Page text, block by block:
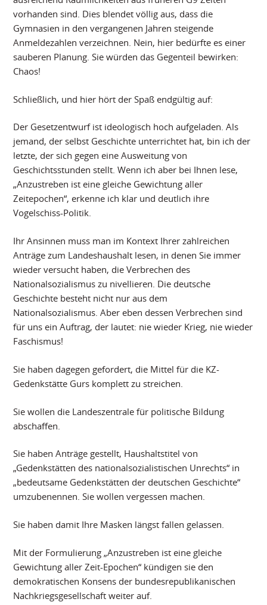
vorhanden sind. Dies blendet völlig aus, dass die
Gymnasien in den vergangenen Jahren steigende
Anmeldezahlen verzeichnen. Nein, hier bedürfte es einer
sauberen Planung. Sie würden das Gegenteil bewirken:
Chaos!
Schließlich, und hier hört der Spaß endgültig auf:
Der Gesetzentwurf ist ideologisch hoch aufgeladen. Als
jemand, der selbst Geschichte unterrichtet hat, bin ich der
letzte, der sich gegen eine Ausweitung von
Geschichtsstunden stellt. Wenn ich aber bei Ihnen lese,
„Anzustreben ist eine gleiche Gewichtung aller
Zeitepochen“, erkenne ich klar und deutlich ihre
Vogelschiss-Politik.
Ihr Ansinnen muss man im Kontext Ihrer zahlreichen
Anträge zum Landeshaushalt lesen, in denen Sie immer
wieder versucht haben, die Verbrechen des
Nationalsozialismus zu nivellieren. Die deutsche
Geschichte besteht nicht nur aus dem
Nationalsozialismus. Aber eben dessen Verbrechen sind
für uns ein Auftrag, der lautet: nie wieder Krieg, nie wieder
Faschismus!
Sie haben dagegen gefordert, die Mittel für die KZ-
Gedenkstätte Gurs komplett zu streichen.
Sie wollen die Landeszentrale für politische Bildung
abschaffen.
Sie haben Anträge gestellt, Haushaltstitel von
„Gedenkstätten des nationalsozialistischen Unrechts“ in
„bedeutsame Gedenkstätten der deutschen Geschichte“
umzubenennen. Sie wollen vergessen machen.
Sie haben damit Ihre Masken längst fallen gelassen.
Mit der Formulierung „Anzustreben ist eine gleiche
Gewichtung aller Zeit-Epochen“ kündigen sie den
demokratischen Konsens der bundesrepublikanischen
Nachkriegsgesellschaft weiter auf.